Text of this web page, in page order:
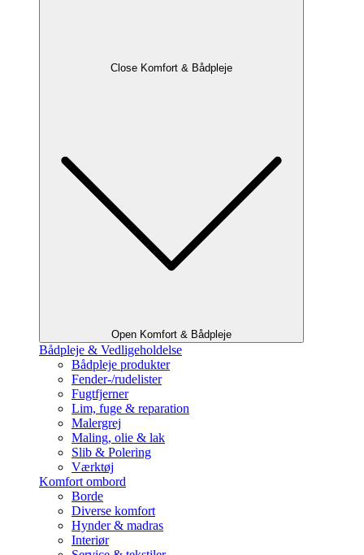
Close Komfort & Bådpleje
Open Komfort & Bådpleje
Bådpleje & Vedligeholdelse
Bådpleje produkter
Fender-/rudelister
Fugtfjerner
Lim, fuge & reparation
Malergrej
Maling, olie & lak
Slib & Polering
Værktøj
Komfort ombord
Borde
Diverse komfort
Hynder & madras
Interiør